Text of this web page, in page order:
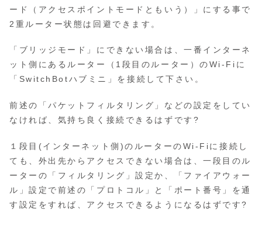
ード（アクセスポイントモードともいう）」にする事で
2重ルーター状態は回避できます。
「ブリッジモード」にできない場合は、一番インターネ
ット側にあるルーター（1段目のルーター）のWi-Fiに
「SwitchBotハブミニ」を接続して下さい。
前述の「パケットフィルタリング」などの設定をしてい
なければ、気持ち良く接続できるはずです?
１段目(インターネット側)のルーターのWi-Fiに接続し
ても、外出先からアクセスできない場合は、一段目のル
ーターの「フィルタリング」設定か、「ファイアウォー
ル」設定で前述の「プロトコル」と「ポート番号」を通
す設定をすれば、アクセスできるようになるはずです?